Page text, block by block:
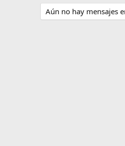
Aún no hay mensajes